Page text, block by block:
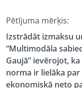
Pētījuma mērķis:
Izstrādāt izmaksu
“Multimodāla
Gaujā” ievērojot,
norma ir lielāka
ekonomiskā neto